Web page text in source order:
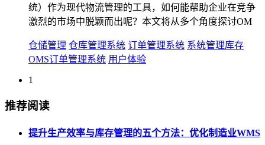
统）作为现代物流管理的工具，如何能帮助企业在竞争
激烈的市场中脱颖而出呢？本文将从多个角度探讨OM
仓储管理 仓库管理系统 订单管理系统 系统管理库存
OMS订单管理系统 用户体验
1
推荐阅读
提升生产效率与库存管理的五个方法：优化制造业WMS